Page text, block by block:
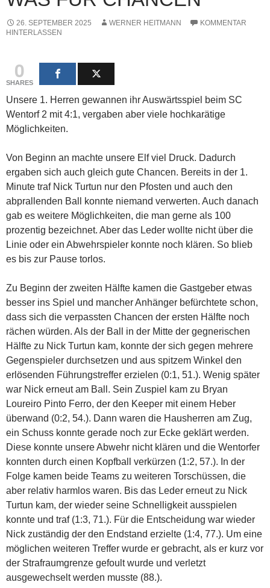
26. SEPTEMBER 2025 WERNER HEITMANN
KOMMENTAR
HINTERLASSEN
0
SHARES
Unsere 1. Herren gewannen ihr Auswärtsspiel beim SC
Wentorf 2 mit 4:1, vergaben aber viele hochkarätige
Möglichkeiten.
Von Beginn an machte unsere Elf viel Druck. Dadurch
ergaben sich auch gleich gute Chancen. Bereits in der 1.
Minute traf Nick Turtun nur den Pfosten und auch den
abprallenden Ball konnte niemand verwerten. Auch danach
gab es weitere Möglichkeiten, die man gerne als 100
prozentig bezeichnet. Aber das Leder wollte nicht über die
Linie oder ein Abwehrspieler konnte noch klären. So blieb
es bis zur Pause torlos.
Zu Beginn der zweiten Hälfte kamen die Gastgeber etwas
besser ins Spiel und mancher Anhänger befürchtete schon,
dass sich die verpassten Chancen der ersten Hälfte noch
rächen würden. Als der Ball in der Mitte der gegnerischen
Hälfte zu Nick Turtun kam, konnte der sich gegen mehrere
Gegenspieler durchsetzen und aus spitzem Winkel den
erlösenden Führungstreffer erzielen (0:1, 51.). Wenig später
war Nick erneut am Ball. Sein Zuspiel kam zu Bryan
Loureiro Pinto Ferro, der den Keeper mit einem Heber
überwand (0:2, 54.). Dann waren die Hausherren am Zug,
ein Schuss konnte gerade noch zur Ecke geklärt werden.
Diese konnte unsere Abwehr nicht klären und die Wentorfer
konnten durch einen Kopfball verkürzen (1:2, 57.). In der
Folge kamen beide Teams zu weiteren Torschüssen, die
aber relativ harmlos waren. Bis das Leder erneut zu Nick
Turtun kam, der wieder seine Schnelligkeit ausspielen
konnte und traf (1:3, 71.). Für die Entscheidung war wieder
Nick zuständig der den Endstand erzielte (1:4, 77.). Um eine
möglichen weiteren Treffer wurde er gebracht, als er kurz vor
der Strafraumgrenze gefoult wurde und verletzt
ausgewechselt werden musste (88.).